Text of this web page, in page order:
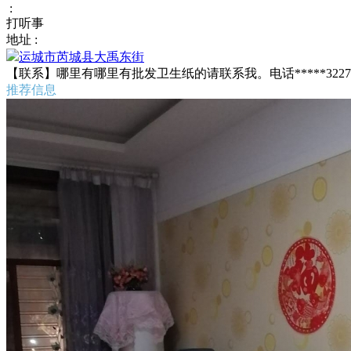
:
打听事
地址 :
运城市芮城县大禹东街
【联系】哪里有哪里有批发卫生纸的请联系我。电话
推荐信息